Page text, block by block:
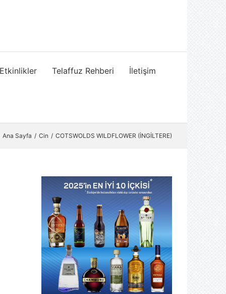
Telaffuz Rehberi İletişim
Ana Sayfa Cin COTSWOLDS WILDFLOWER (İNGİLTERE)